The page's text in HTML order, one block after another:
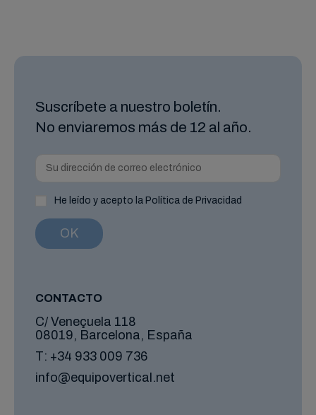
Suscríbete a nuestro boletín.
No enviaremos más de 12 al año.
He leído y acepto la Política de Privacidad
CONTACTO
C/ Veneçuela 118
08019, Barcelona, España
T: +34 933 009 736
info@equipovertical.net